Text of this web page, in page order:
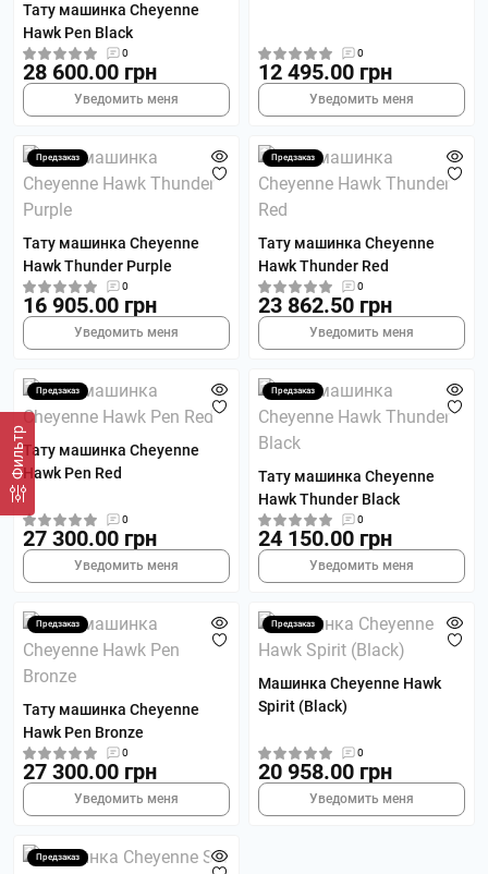
Фильтр
Тату машинка Cheyenne
Hawk Pen Black
0
28 600.00 грн
Уведомить меня
0
12 495.00 грн
Уведомить меня
Предзаказ
Тату машинка Cheyenne
Hawk Thunder Purple
0
16 905.00 грн
Уведомить меня
Предзаказ
Тату машинка Cheyenne
Hawk Thunder Red
0
23 862.50 грн
Уведомить меня
Предзаказ
Тату машинка Cheyenne
Hawk Pen Red
0
27 300.00 грн
Уведомить меня
Предзаказ
Тату машинка Cheyenne
Hawk Thunder Black
0
24 150.00 грн
Уведомить меня
Предзаказ
Тату машинка Cheyenne
Hawk Pen Bronze
0
27 300.00 грн
Уведомить меня
Предзаказ
Машинка Cheyenne Hawk
Spirit (Black)
0
20 958.00 грн
Уведомить меня
Предзаказ